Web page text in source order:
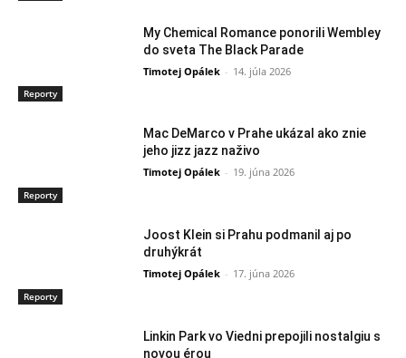
Reporty
My Chemical Romance ponorili Wembley
do sveta The Black Parade
Timotej Opálek - 14. júla 2026
Reporty
Mac DeMarco v Prahe ukázal ako znie
jeho jizz jazz naživo
Timotej Opálek - 19. júna 2026
Reporty
Joost Klein si Prahu podmanil aj po
druhýkrát
Timotej Opálek - 17. júna 2026
Linkin Park vo Viedni prepojili nostalgiu s
novou érou